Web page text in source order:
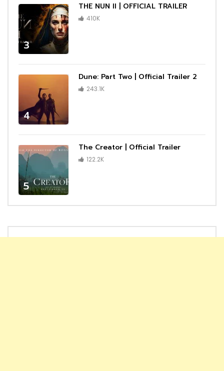
3
THE NUN II | OFFICIAL TRAILER
410K
4
Dune: Part Two | Official Trailer 2
243.1K
5
The Creator | Official Trailer
122.2K